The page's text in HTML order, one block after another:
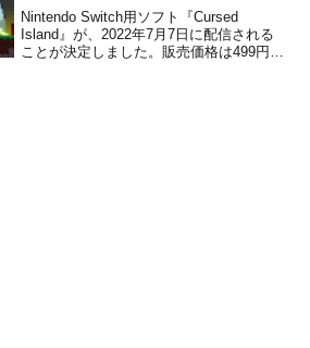
Nintendo Switch用ソフト『Cursed
Island』が、2022年7月7日に配信される
ことが決定しました。販売価格は499円